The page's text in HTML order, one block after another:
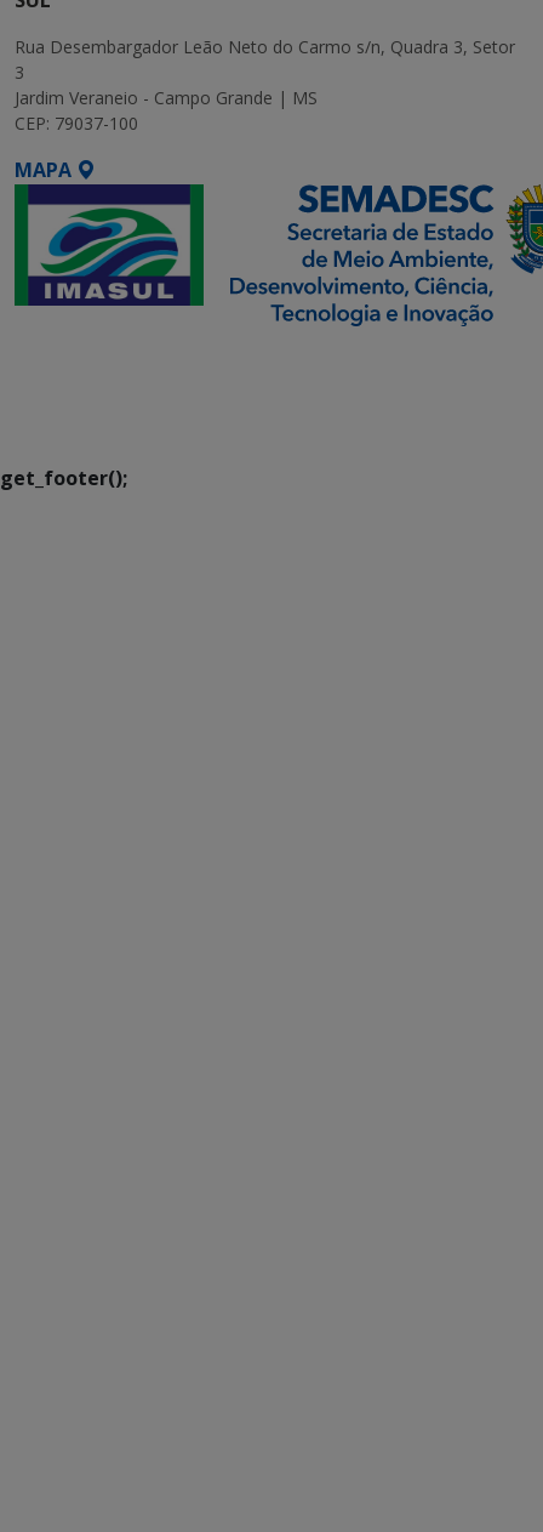
Rua Desembargador Leão Neto do Carmo s/n, Quadra 3, Setor
3
Jardim Veraneio - Campo Grande | MS
CEP: 79037-100
MAPA
get_footer();